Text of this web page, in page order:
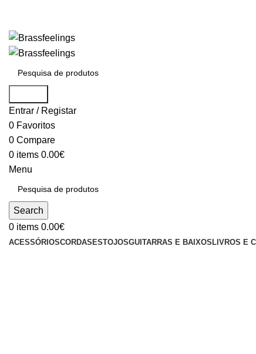
Entrar / Registar
0 Favoritos
0 Compare
0 items 0.00€
Menu
Search
0 items 0.00€
ACESSÓRIOSCORDAS ESTOJOSGUITARRAS E BAIXOS LIVROS E